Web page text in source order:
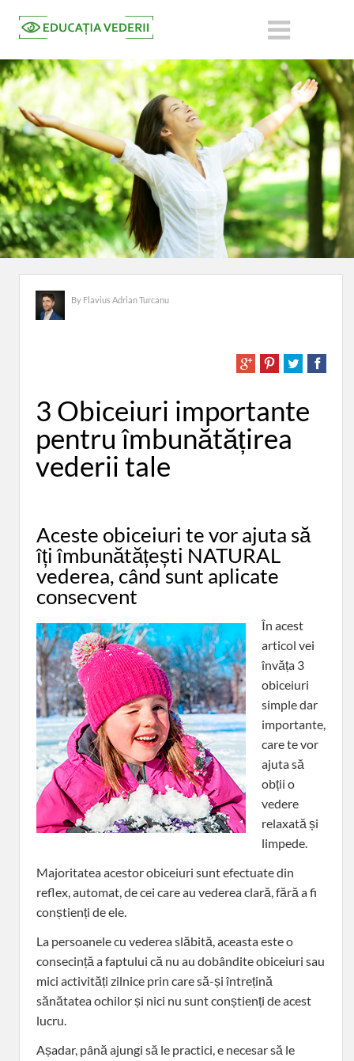
By Flavius Adrian Turcanu
3 Obiceiuri importante
pentru îmbunătățirea
vederii tale
Aceste obiceiuri te vor ajuta să
îți îmbunătățești NATURAL
vederea, când sunt aplicate
consecvent
În acest
articol vei
învăța 3
obiceiuri
simple dar
importante,
care te vor
ajuta să
obții o
vedere
relaxată și
limpede.
Majoritatea acestor obiceiuri sunt efectuate din
reflex, automat, de cei care au vederea clară, fără a fi
conștienți de ele.
La persoanele cu vederea slăbită, aceasta este o
consecință a faptului că nu au dobândite obiceiuri sau
mici activități zilnice prin care să-și întrețină
sănătatea ochilor și nici nu sunt conștienți de acest
lucru.
Așadar, până ajungi să le practici, e necesar să le